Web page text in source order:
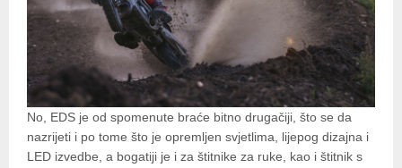
No, EDS je od spomenute braće bitno drugačiji, što se da
nazrijeti i po tome što je opremljen svjetlima, lijepog dizajna i
LED izvedbe, a bogatiji je i za štitnike za ruke, kao i štitnik s